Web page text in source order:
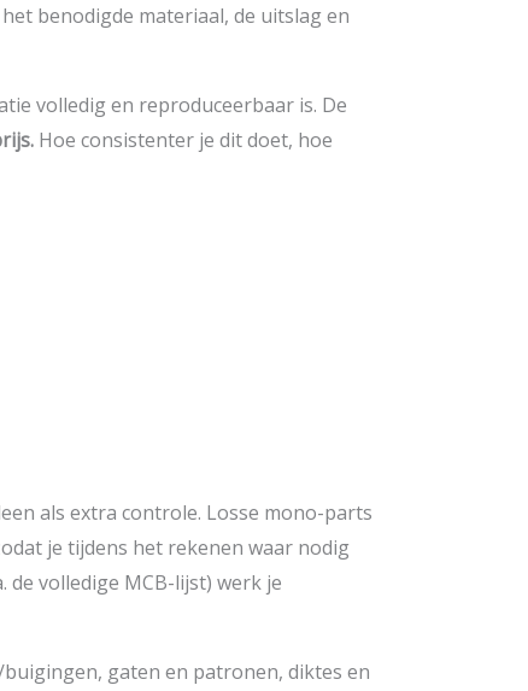
benodigde materiaal, de uitslag en
volledig en reproduceerbaar is. De
Hoe consistenter je dit doet, hoe
als extra controle. Losse mono-parts
je tijdens het rekenen waar nodig
volledige MCB-lijst) werk je
gaten en patronen, diktes en